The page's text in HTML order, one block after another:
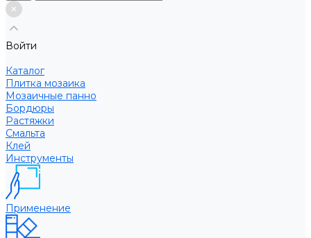
Войти
Каталог
Плитка мозаика
Мозаичные панно
Бордюры
Растяжки
Смальта
Клей
Инструменты
Применение